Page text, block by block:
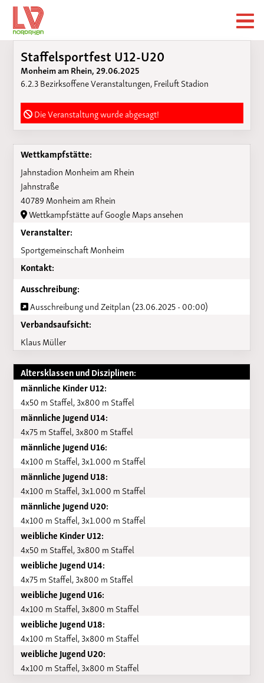
Staffelsportfest U12-U20
Monheim am Rhein, 29.06.2025
6.2.3 Bezirksoffene Veranstaltungen, Freiluft Stadion
Die Veranstaltung wurde abgesagt!
Wettkampfstätte:
Jahnstadion Monheim am Rhein
Jahnstraße
40789 Monheim am Rhein
Wettkampfstätte auf Google Maps ansehen
Veranstalter:
Sportgemeinschaft Monheim
Kontakt:
Ausschreibung:
Ausschreibung und Zeitplan (23.06.2025 - 00:00)
Verbandsaufsicht:
Klaus Müller
Altersklassen und Disziplinen:
männliche Kinder U12:
4x50 m Staffel, 3x800 m Staffel
männliche Jugend U14:
4x75 m Staffel, 3x800 m Staffel
männliche Jugend U16:
4x100 m Staffel, 3x1.000 m Staffel
männliche Jugend U18:
4x100 m Staffel, 3x1.000 m Staffel
männliche Jugend U20:
4x100 m Staffel, 3x1.000 m Staffel
weibliche Kinder U12:
4x50 m Staffel, 3x800 m Staffel
weibliche Jugend U14:
4x75 m Staffel, 3x800 m Staffel
weibliche Jugend U16:
4x100 m Staffel, 3x800 m Staffel
weibliche Jugend U18:
4x100 m Staffel, 3x800 m Staffel
weibliche Jugend U20:
4x100 m Staffel, 3x800 m Staffel